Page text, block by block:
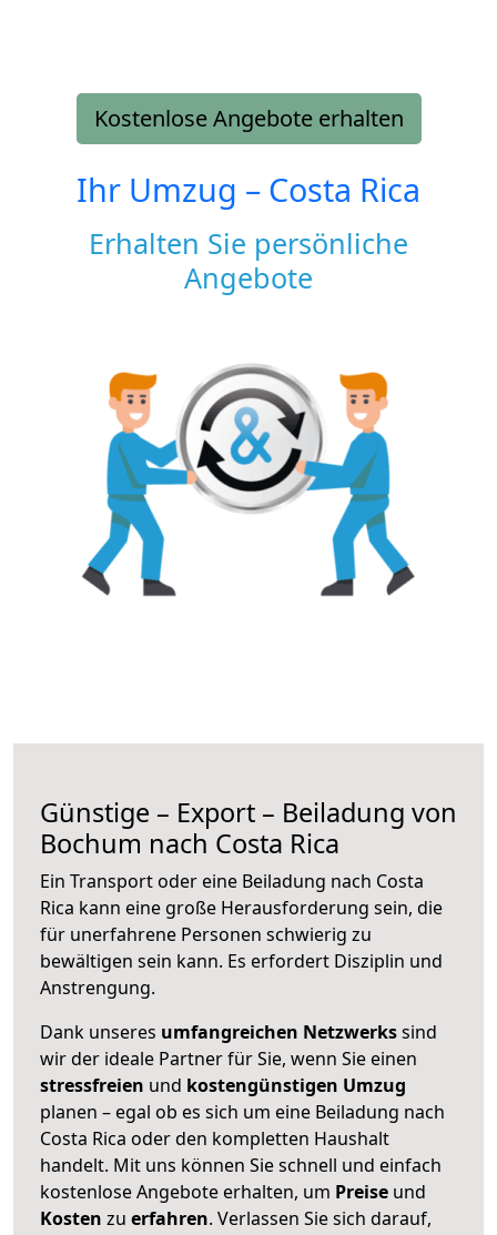
Kostenlose Angebote erhalten
Ihr Umzug – Costa Rica
Erhalten Sie persönliche
Angebote
Günstige – Export – Beiladung von
Bochum nach Costa Rica
Ein Transport oder eine Beiladung nach Costa
Rica kann eine große Herausforderung sein, die
für unerfahrene Personen schwierig zu
bewältigen sein kann. Es erfordert Disziplin und
Anstrengung.
Dank unseres umfangreichen Netzwerkssind
wir der ideale Partner für Sie, wenn Sie einen
stressfreien und kostengünstigen Umzug
planen – egal ob es sich um eine Beiladung nach
Costa Rica oder den kompletten Haushalt
handelt. Mit uns können Sie schnell und einfach
kostenlose Angebote erhalten, um Preise und
Kosten zu erfahren. Verlassen Sie sich darauf,